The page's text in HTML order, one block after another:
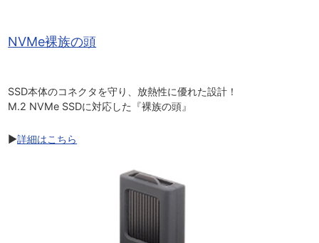
NVMe裸族の頭
SSD本体のコネクタを守り、放熱性に優れた設計！
M.2 NVMe SSDに対応した『裸族の頭』
▶詳細はこちら